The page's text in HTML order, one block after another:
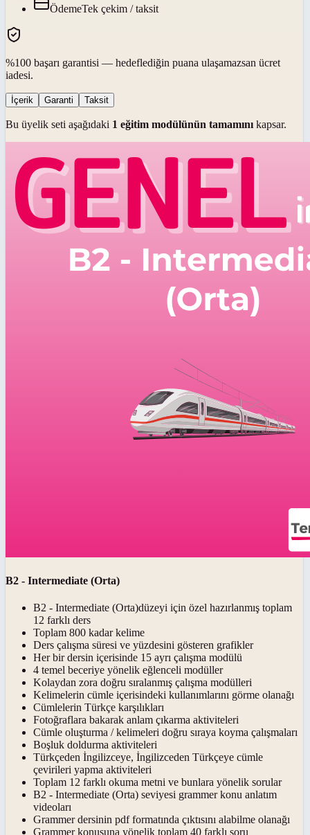
ÖdemeTek çekim / taksit
%100 başarı garantisi — hedeflediğin puana ulaşamazsan ücret
iadesi.
İçerik Garanti Taksit
Bu üyelik seti aşağıdaki 1 eğitim modülünün tamamını kapsar.
B2 - Intermediate (Orta)
B2 - Intermediate (Orta)düzeyi için özel hazırlanmış toplam
12 farklı ders
Toplam 800 kadar kelime
Ders çalışma süresi ve yüzdesini gösteren grafikler
Her bir dersin içerisinde 15 ayrı çalışma modülü
4 temel beceriye yönelik eğlenceli modüller
Kolaydan zora doğru sıralanmış çalışma modülleri
Kelimelerin cümle içerisindeki kullanımlarını görme olanağı
Cümlelerin Türkçe karşılıkları
Fotoğraflara bakarak anlam çıkarma aktiviteleri
Cümle oluşturma / kelimeleri doğru sıraya koyma çalışmaları
Boşluk doldurma aktiviteleri
Türkçeden İngilizceye, İngilizceden Türkçeye cümle
çevirileri yapma aktiviteleri
Toplam 12 farklı okuma metni ve bunlara yönelik sorular
B2 - Intermediate (Orta) seviyesi grammer konu anlatım
videoları
Grammer dersinin pdf formatında çıktısını alabilme olanağı
Grammer konusuna yönelik toplam 40 farklı soru